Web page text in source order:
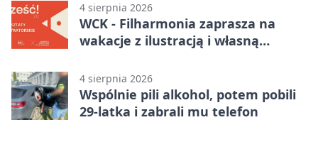
4 sierpnia 2026
WCK - Filharmonia zaprasza na
wakacje z ilustracją i własną
4 sierpnia 2026
Wspólnie pili alkohol, potem pobili
29-latka i zabrali mu telefon